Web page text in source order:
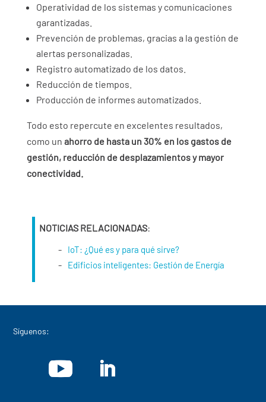
Operatividad de los sistemas y comunicaciones
garantizadas.
Prevención de problemas, gracias a la gestión de
alertas personalizadas.
Registro automatizado de los datos.
Reducción de tiempos.
Producción de informes automatizados.
Todo esto repercute en excelentes resultados,
como un ahorro de hasta un 30% en los gastos de
gestión, reducción de desplazamientos y mayor
conectividad.
NOTICIAS RELACIONADAS:
IoT: ¿Qué es y para qué sirve?
Edificios inteligentes: Gestión de Energía
Síguenos: